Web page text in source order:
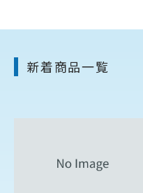
新着商品一覧